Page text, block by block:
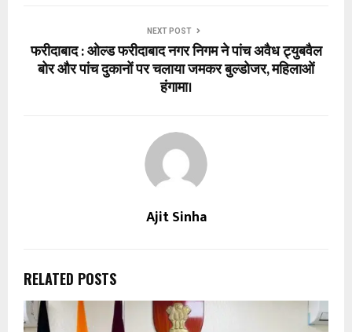
NEXT POST
फरीदाबाद : ओल्ड फरीदाबाद नगर निगम ने पांच अवैध ट्युबवैल
बोर और पांच दुकानों पर चलाया जमकर बुल्डोजर, महिलाओं
हंगामा।
Ajit Sinha
RELATED POSTS